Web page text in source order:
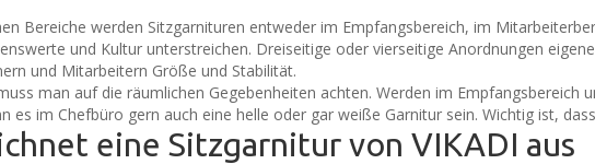
Bereiche werden Sitzgarnituren entweder im Empfangsbereich, im
und Kultur unterstreichen. Dreiseitige oder vierseitige Anordnungen
und Mitarbeitern Größe und Stabilität.
man auf die räumlichen Gegebenheiten achten. Werden im
es im Chefbüro gern auch eine helle oder gar weiße Garnitur sein. Wichtig ist,
eine Sitzgarnitur von VIKADI aus